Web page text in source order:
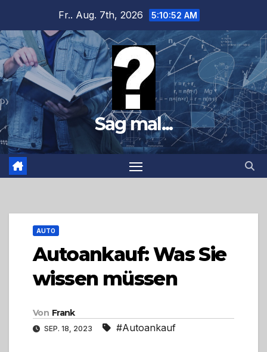
springen
Fr.. Aug. 7th, 2026 5:10:53 AM
Sag mal...
AUTO
Autoankauf: Was Sie
wissen müssen
Von Frank
SEP. 18, 2023 #Autoankauf